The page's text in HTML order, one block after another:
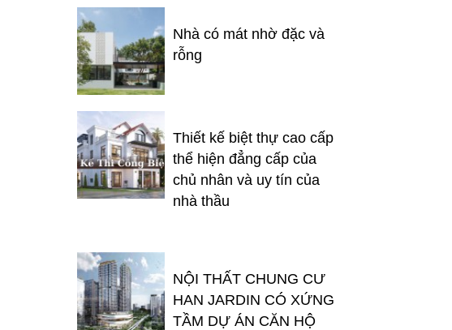
Nhà có mát nhờ đặc và
rỗng
Thiết kế biệt thự cao cấp
thể hiện đẳng cấp của
chủ nhân và uy tín của
nhà thầu
NỘI THẤT CHUNG CƯ
HAN JARDIN CÓ XỨNG
TẦM DỰ ÁN CĂN HỘ